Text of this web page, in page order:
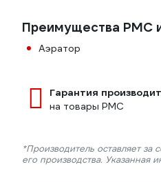
Преимущества РМС
Аэратор
Гарантия
на товары РМС
*Производитель оставляет
его производства. Указанная